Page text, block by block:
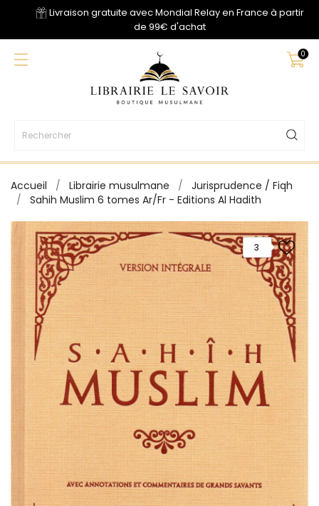
Livraison gratuite avec Mondial Relay en France à partir
de 99€ d'achat
0
Accueil Librairie musulmane
Jurisprudence / Fiqh
Sahih Muslim 6 tomes Ar/Fr - Editions Al Hadith
3